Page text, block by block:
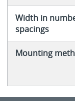
Width in
spacings
Mounting